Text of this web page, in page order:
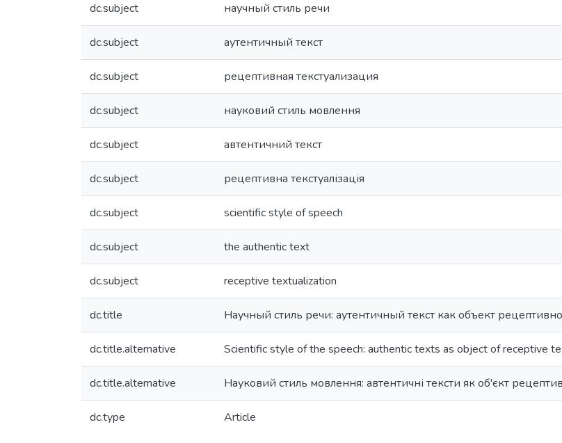
dc.subject научный стиль речи
dc.subject аутентичный текст
dc.subject рецептивная текстуализация
dc.subject науковий стиль мовлення
dc.subject автентичний текст
dc.subject рецептивна текстуалізація
dc.subject scientific style of speech
dc.subject the authentic text
dc.subject receptive textualization
dc.title Научный стиль речи: аутентичный текст как объект
dc.title.alternative Scientific style of the speech: authentic texts as object of receptive
dc.title.alternative Науковий стиль мовлення: автентичні тексти як об'єкт
dc.type Article